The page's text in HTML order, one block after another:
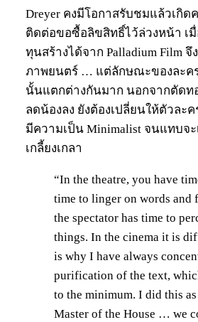
Dreyer คงมีโอกาสรับชมแล้วเกิด
ติดต่อขอซื้อลิขสิทธิ์ไว้ล่วงหน้า เ
ทุนสร้างได้จาก Palladium Film จึ
ภาพยนตร์ … แต่ลักษณะของละค
นั้นแตกต่างกันมาก นอกจากตัด
ลดน้องลง ยังต้องเปลี่ยนให้ตัวละ
มีความเป็น Minimalist จนแทบจ
เกลี้ยงเกลา
“In the theatre, you have
time to linger on words and
the spectator has time to
things. In the cinema it is
is why I have always
purification of the text,
to the minimum. I did this as
Master of the House … we